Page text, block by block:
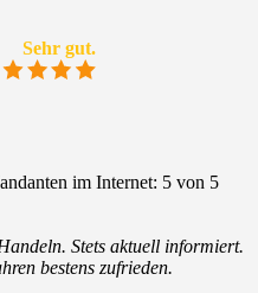
Sehr gut.
im Internet: 5 von 5
Stets aktuell informiert.
bestens zufrieden.